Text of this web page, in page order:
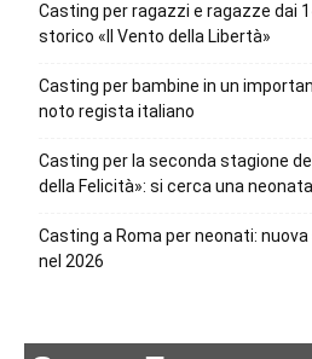
Casting per ragazzi e ragazze dai
storico «Il Vento della Libertà»
Casting per bambine in un
noto regista italiano
Casting per la seconda stagione
della Felicità»: si cerca una
Casting a Roma per neonati:
nel 2026